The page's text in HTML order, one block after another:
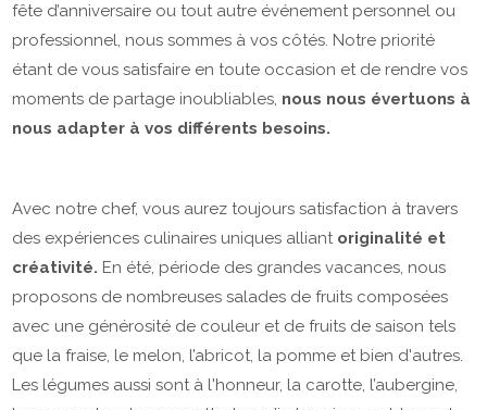
fête d’anniversaire ou tout autre événement personnel ou
professionnel, nous sommes à vos côtés. Notre priorité
étant de vous satisfaire en toute occasion et de rendre vos
moments de partage inoubliables, nous nous évertuons à
nous adapter à vos différents besoins.
Avec notre chef, vous aurez toujours satisfaction à travers
des expériences culinaires uniques alliant originalité et
créativité. En été, période des grandes vacances, nous
proposons de nombreuses salades de fruits composées
avec une générosité de couleur et de fruits de saison tels
que la fraise, le melon, l’abricot, la pomme et bien d'autres.
Les légumes aussi sont à l'honneur, la carotte, l’aubergine,